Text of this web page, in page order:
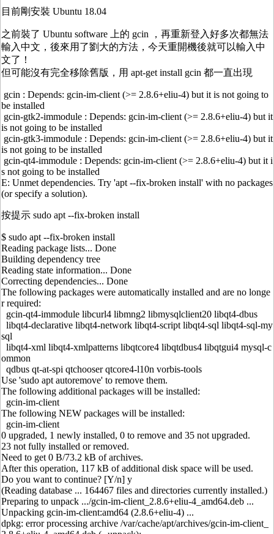
目前剛安裝 Ubuntu 18.04
之前裝了 Ubuntu software 上的 gcin ，再重新登入好多次都無法
輸入中文，後來用了劉大的方法，今天重開機後就可以輸入中
文了！
但可能沒有完全移除舊版，用 apt-get install gcin 都一直出現
gcin : Depends: gcin-im-client (>= 2.8.6+eliu-4) but it is not going to
be installed
gcin-gtk2-immodule : Depends: gcin-im-client (>= 2.8.6+eliu-4) but it
is not going to be installed
gcin-gtk3-immodule : Depends: gcin-im-client (>= 2.8.6+eliu-4) but it
is not going to be installed
gcin-qt4-immodule : Depends: gcin-im-client (>= 2.8.6+eliu-4) but it i
s not going to be installed
E: Unmet dependencies. Try 'apt --fix-broken install' with no packages
(or specify a solution).
按提示 sudo apt --fix-broken install
$ sudo apt --fix-broken install
Reading package lists... Done
Building dependency tree
Reading state information... Done
Correcting dependencies... Done
The following packages were automatically installed and are no longe
r required:
gcin-qt4-immodule libcurl4 libmng2 libmysqlclient20 libqt4-dbus
libqt4-declarative libqt4-network libqt4-script libqt4-sql libqt4-sql-my
sql
libqt4-xml libqt4-xmlpatterns libqtcore4 libqtdbus4 libqtgui4 mysql-c
ommon
qdbus qt-at-spi qtchooser qtcore4-l10n vorbis-tools
Use 'sudo apt autoremove' to remove them.
The following additional packages will be installed:
gcin-im-client
The following NEW packages will be installed:
gcin-im-client
0 upgraded, 1 newly installed, 0 to remove and 35 not upgraded.
23 not fully installed or removed.
Need to get 0 B/73.2 kB of archives.
After this operation, 117 kB of additional disk space will be used.
Do you want to continue? [Y/n] y
(Reading database ... 164467 files and directories currently installed.)
Preparing to unpack .../gcin-im-client_2.8.6+eliu-4_amd64.deb ...
Unpacking gcin-im-client:amd64 (2.8.6+eliu-4) ...
dpkg: error processing archive /var/cache/apt/archives/gcin-im-client_